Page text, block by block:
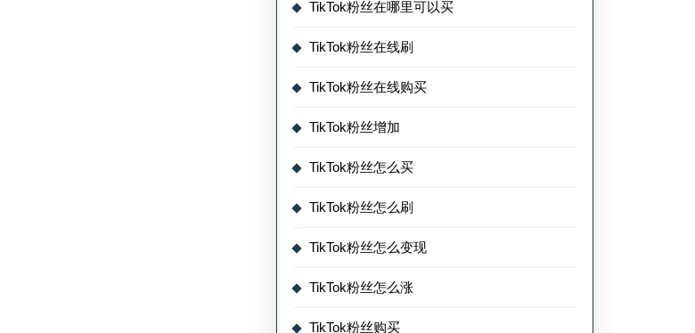
TikTok粉丝在哪里可以买
TikTok粉丝在线刷
TikTok粉丝在线购买
TikTok粉丝增加
TikTok粉丝怎么买
TikTok粉丝怎么刷
TikTok粉丝怎么变现
TikTok粉丝怎么涨
TikTok粉丝购买